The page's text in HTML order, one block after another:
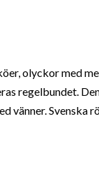
olyckor med
regelbundet.
vänner. Svenska